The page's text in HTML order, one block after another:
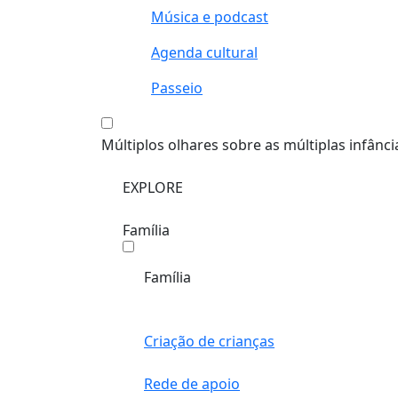
Música e podcast
Agenda cultural
Passeio
Múltiplos olhares sobre as múltiplas
EXPLORE
Família
Família
Criação de crianças
Rede de apoio